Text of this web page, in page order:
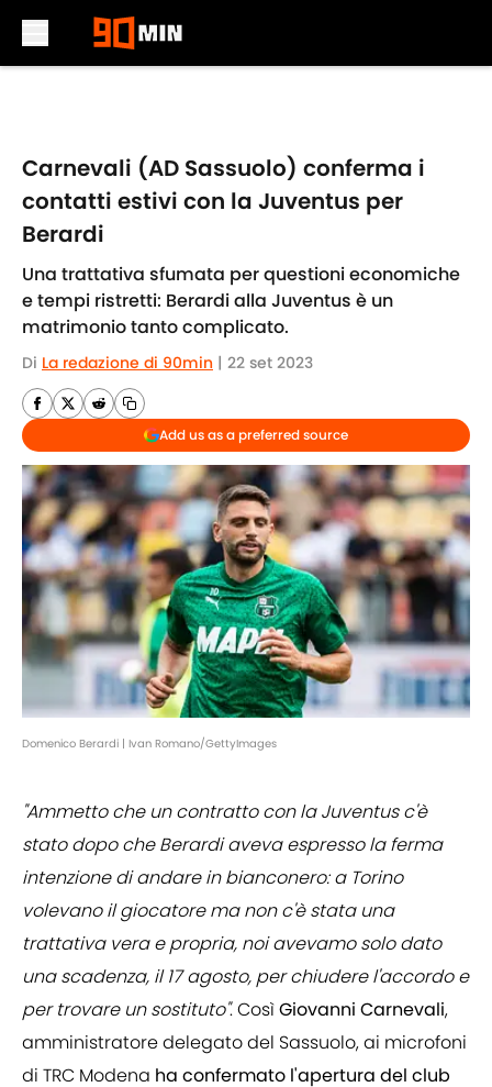
Carnevali (AD Sassuolo) conferma i
contatti estivi con la Juventus per
Berardi
Una trattativa sfumata per questioni economiche
e tempi ristretti: Berardi alla Juventus è un
matrimonio tanto complicato.
Di La redazione di 90min | 22 set 2023
Add us as a preferred source
Domenico Berardi | Ivan Romano/GettyImages
"Ammetto che un contratto con la Juventus c'è
stato dopo che Berardi aveva espresso la ferma
intenzione di andare in bianconero: a Torino
volevano il giocatore ma non c'è stata una
trattativa vera e propria, noi avevamo solo dato
una scadenza, il 17 agosto, per chiudere l'accordo e
per trovare un sostituto". CosìGiovanni Carnevali,
amministratore delegato del Sassuolo, ai microfoni
di TRC Modena ha confermato l'apertura del club